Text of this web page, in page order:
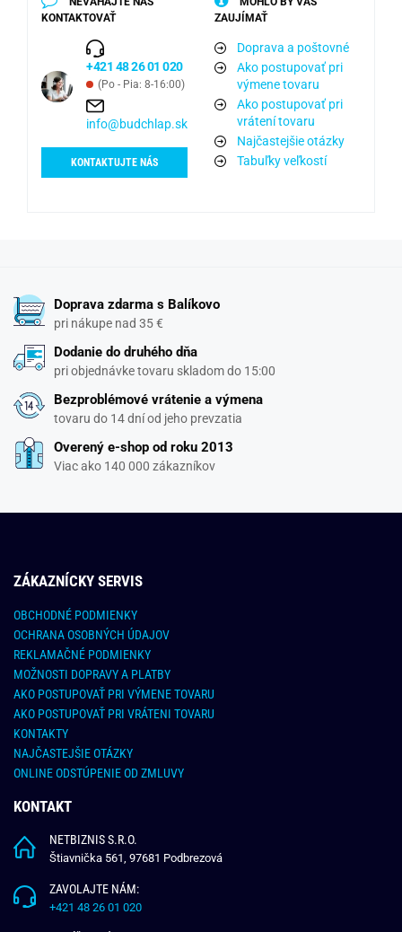
KONTAKTOVAŤ
+421 48 26 01 020
(Po - Pia: 8-16:00)
info@budchlap.sk
KONTAKTUJTE NÁS
ZAUJÍMAŤ
Doprava a poštovné
Ako postupovať pri
výmene tovaru
Ako postupovať pri
vrátení tovaru
Najčastejšie otázky
Tabuľky veľkostí
Doprava zdarma s Balíkovo
pri nákupe nad 35 €
Dodanie do druhého dňa
pri objednávke tovaru skladom do 15:00
Bezproblémové vrátenie a výmena
tovaru do 14 dní od jeho prevzatia
Overený e-shop od roku 2013
Viac ako 140 000 zákazníkov
ZÁKAZNÍCKY SERVIS
OBCHODNÉ PODMIENKY
OCHRANA OSOBNÝCH ÚDAJOV
REKLAMAČNÉ PODMIENKY
MOŽNOSTI DOPRAVY A PLATBY
AKO POSTUPOVAŤ PRI VÝMENE TOVARU
AKO POSTUPOVAŤ PRI VRÁTENI TOVARU
KONTAKTY
NAJČASTEJŠIE OTÁZKY
ONLINE ODSTÚPENIE OD ZMLUVY
KONTAKT
NETBIZNIS S.R.O.
Štiavnička 561, 97681 Podbrezová
ZAVOLAJTE NÁM:
+421 48 26 01 020